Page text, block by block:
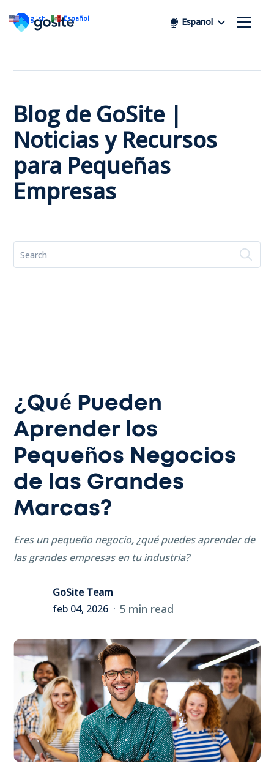
Espanol
Blog de GoSite |
Noticias y Recursos
para Pequeñas
Empresas
¿Qué Pueden
Aprender los
Pequeños Negocios
de las Grandes
Marcas?
Eres un pequeño negocio, ¿qué puedes aprender de
las grandes empresas en tu industria?
GoSite Team
feb 04, 2026
5 min read
English Español